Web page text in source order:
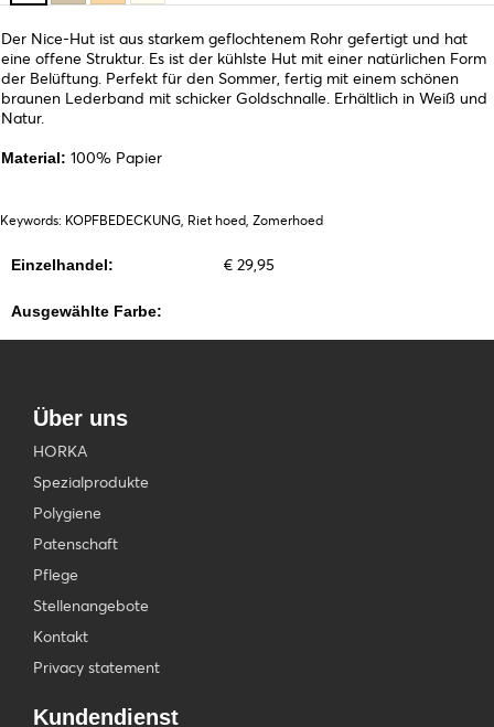
Der Nice-Hut ist aus starkem geflochtenem Rohr gefertigt und hat
eine offene Struktur. Es ist der kühlste Hut mit einer natürlichen Form
der Belüftung. Perfekt für den Sommer, fertig mit einem schönen
braunen Lederband mit schicker Goldschnalle. Erhältlich in Weiß und
Natur.
Material: 100% Papier
Keywords: KOPFBEDECKUNG, Riet hoed, Zomerhoed
Einzelhandel: € 29,95
Ausgewählte Farbe:
Über uns
HORKA
Spezialprodukte
Polygiene
Patenschaft
Pflege
Stellenangebote
Kontakt
Privacy statement
Kundendienst